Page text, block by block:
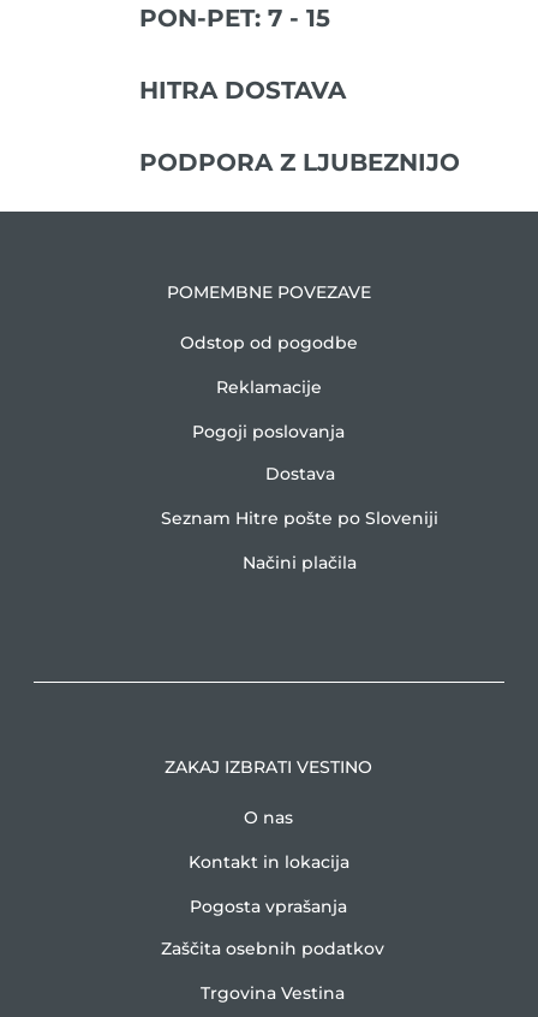
PON-PET: 7 - 15
HITRA DOSTAVA
PODPORA Z LJUBEZNIJO
POMEMBNE POVEZAVE
Odstop od pogodbe
Reklamacije
Pogoji poslovanja
Dostava
Seznam Hitre pošte po Sloveniji
Načini plačila
ZAKAJ IZBRATI VESTINO
O nas
Kontakt in lokacija
Pogosta vprašanja
Zaščita osebnih podatkov
Trgovina Vestina